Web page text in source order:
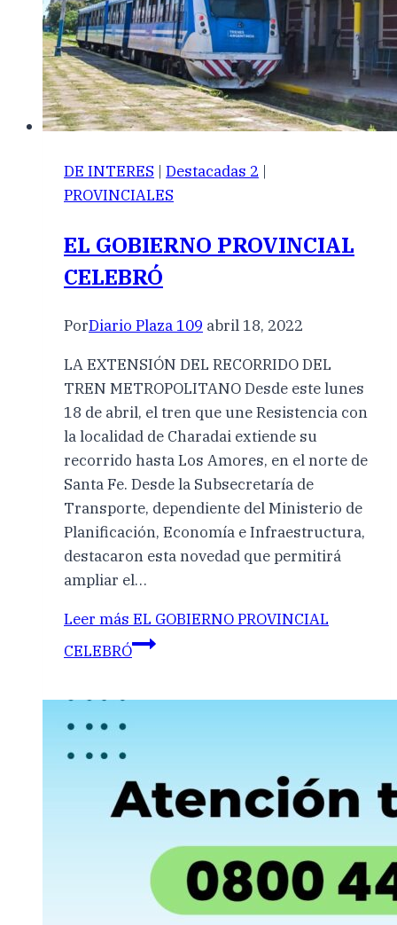
DE INTERES | Destacadas 2 |
PROVINCIALES
EL GOBIERNO PROVINCIAL
CELEBRÓ
PorDiario Plaza 109 abril 18, 2022
LA EXTENSIÓN DEL RECORRIDO DEL
TREN METROPOLITANO Desde este lunes
18 de abril, el tren que une Resistencia con
la localidad de Charadai extiende su
recorrido hasta Los Amores, en el norte de
Santa Fe. Desde la Subsecretaría de
Transporte, dependiente del Ministerio de
Planificación, Economía e Infraestructura,
destacaron esta novedad que permitirá
ampliar el…
Leer más EL GOBIERNO PROVINCIAL
CELEBRÓ